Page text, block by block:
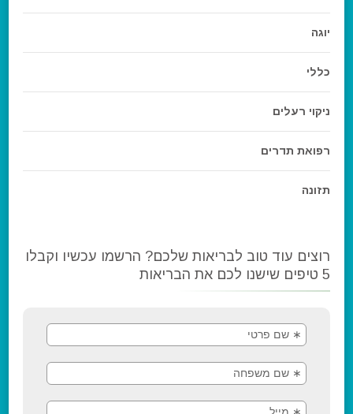
יוגה
כללי
ניקוי רעלים
רפואת תדרים
תזונה
רוצים עוד טוב לבריאות שלכם? הרשמו עכשיו וקבלו
5 טיפים שישנו לכם את הבריאות